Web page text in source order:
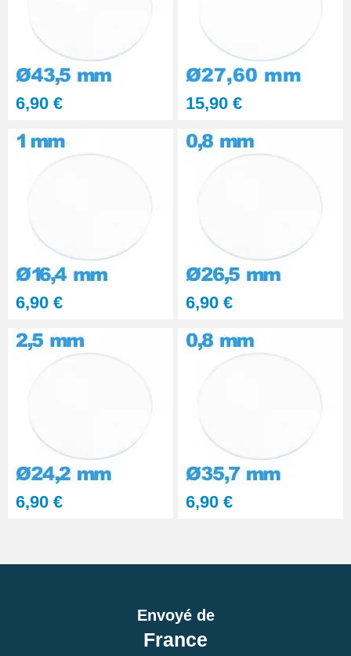
6,90 € 15,90 €
6,90 € 6,90 €
6,90 € 6,90 €
Envoyé de
France